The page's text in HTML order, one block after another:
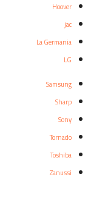
Hoover
jac
La Germania
LG
Samsung
Sharp
Sony
Tornado
Toshiba
Zanussi